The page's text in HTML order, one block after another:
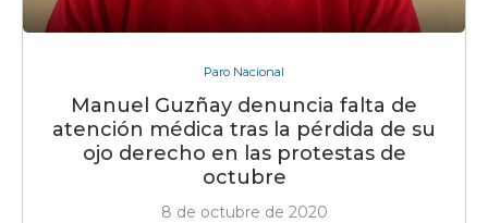
Paro Nacional
Manuel Guzñay denuncia falta de
atención médica tras la pérdida de su
ojo derecho en las protestas de
octubre
8 de octubre de 2020